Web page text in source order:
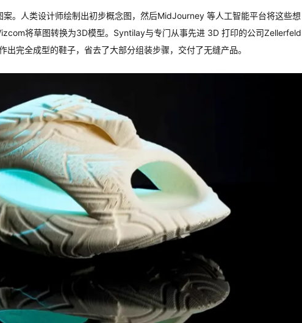
。人类设计师绘制出初步概念图，然后MidJourney 等人工智能平台将这些想
将草图转换为3D模型。Syntilay与专门从事先进 3D 打印的公司Zellerfeld
完全成型的鞋子，省去了大部分组装步骤，交付了无缝产品。